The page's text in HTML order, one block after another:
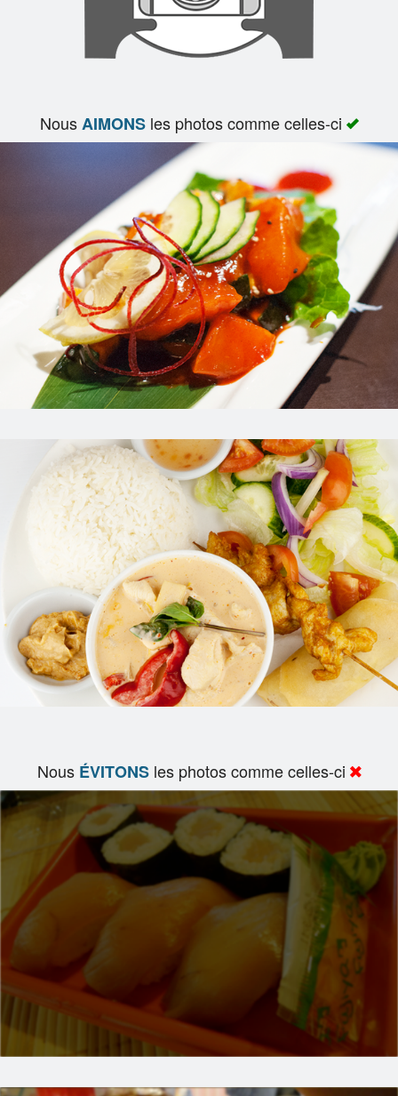
NousAIMONSles photos comme celles-ci
Nous ÉVITONSles photos comme celles-ci